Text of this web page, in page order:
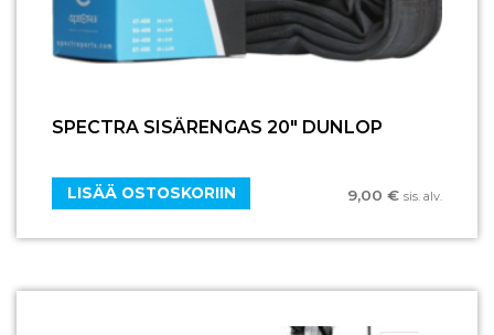
SPECTRA SISÄRENGAS 20″ DUNLOP
9,00 € sis. alv.
LISÄÄ OSTOSKORIIN